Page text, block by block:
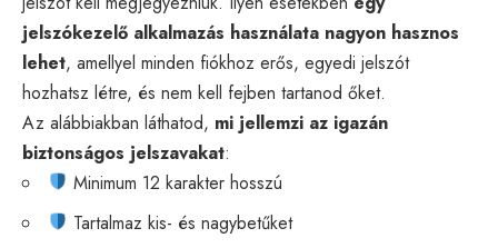
jelszókezelő alkalmazás használata nagyon hasznos
lehet, amellyel minden fiókhoz erős, egyedi jelszót
hozhatsz létre, és nem kell fejben tartanod őket.
Az alábbiakban láthatod, mi jellemzi az igazán
biztonságos jelszavakat:
Minimum 12 karakter hosszú
Tartalmaz kis- és nagybetűket